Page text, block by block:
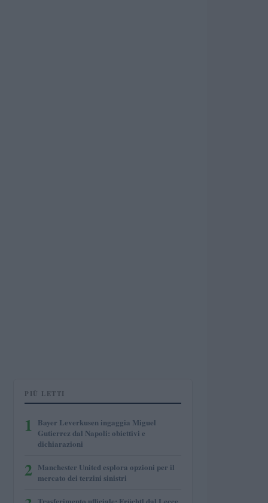
PIÙ LETTI
1
Bayer Leverkusen ingaggia Miguel
Gutierrez dal Napoli: obiettivi e
dichiarazioni
2 Manchester United esplora opzioni per il
mercato dei terzini sinistri